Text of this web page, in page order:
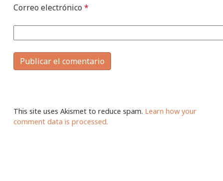
Correo electrónico *
This site uses Akismet to reduce spam. Learn how your
comment data is processed.